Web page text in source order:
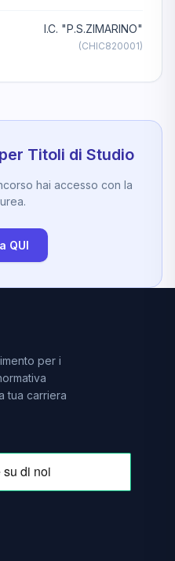
I.C. "P.S.ZIMARINO"
(CHIC820001)
Titoli di Studio
hai accesso con la
QUI
per i
tua carriera